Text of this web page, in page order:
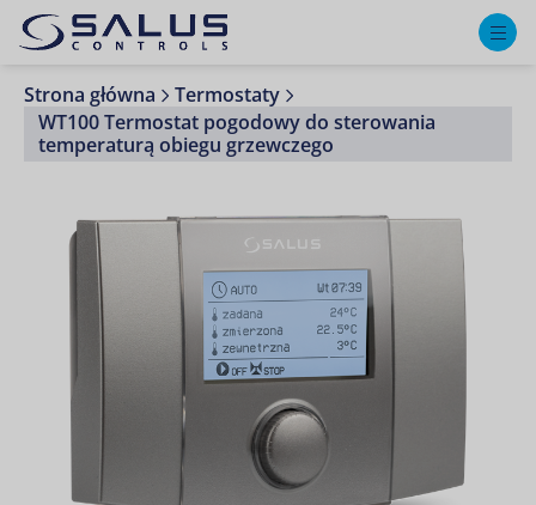
Strona główna
Termostaty
WT100 Termostat pogodowy do sterowania
temperaturą obiegu grzewczego